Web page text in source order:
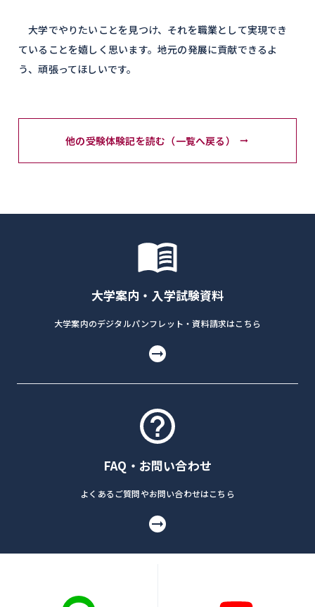
大学でやりたいことを見つけ、それを職業として実現でき
ていることを嬉しく思います。地元の発展に貢献できるよ
う、頑張ってほしいです。
他の受験体験記を読む（一覧へ戻る）
大学案内・入学試験資料
大学案内のデジタルパンフレット・資料請求はこちら
FAQ・お問い合わせ
よくあるご質問やお問い合わせはこちら